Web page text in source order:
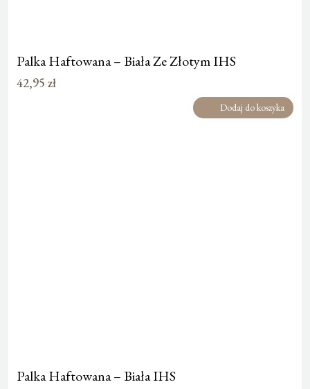
Palka Haftowana – Biała Ze Złotym IHS
42,95 zł
Dodaj do koszyka
Palka Haftowana – Biała IHS